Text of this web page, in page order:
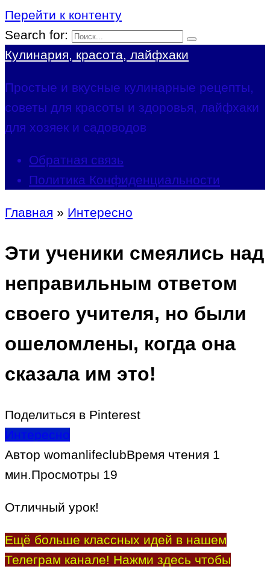
Перейти к контенту
Search for:
Кулинария, красота, лайфхаки
Простые и вкусные кулинарные рецепты,
советы для красоты и здоровья, лайфхаки
для хозяек и садоводов
Обратная связь
Политика Конфиденциальности
Главная » Интересно
Эти ученики смеялись над
неправильным ответом
своего учителя, но были
ошеломлены, когда она
сказала им это!
Поделиться в Pinterest
Интересно
Автор womanlifeclubВремя чтения 1
мин.Просмотры 19
Отличный урок!
Ещё больше классных идей в нашем
Телеграм канале! Нажми здесь чтобы